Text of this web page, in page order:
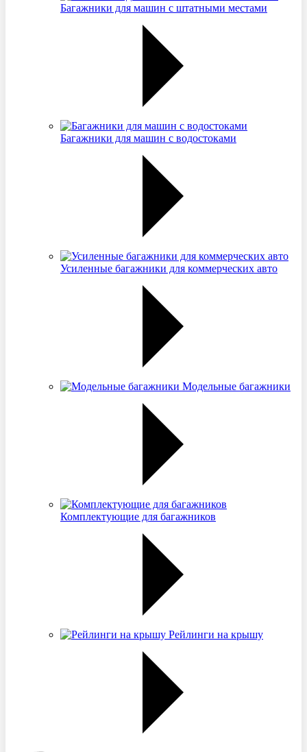
Багажники для машин с штатными местами
Багажники для машин с водостоками
Усиленные багажники для коммерческих авто
Модельные багажники
Комплектующие для багажников
Рейлинги на крышу